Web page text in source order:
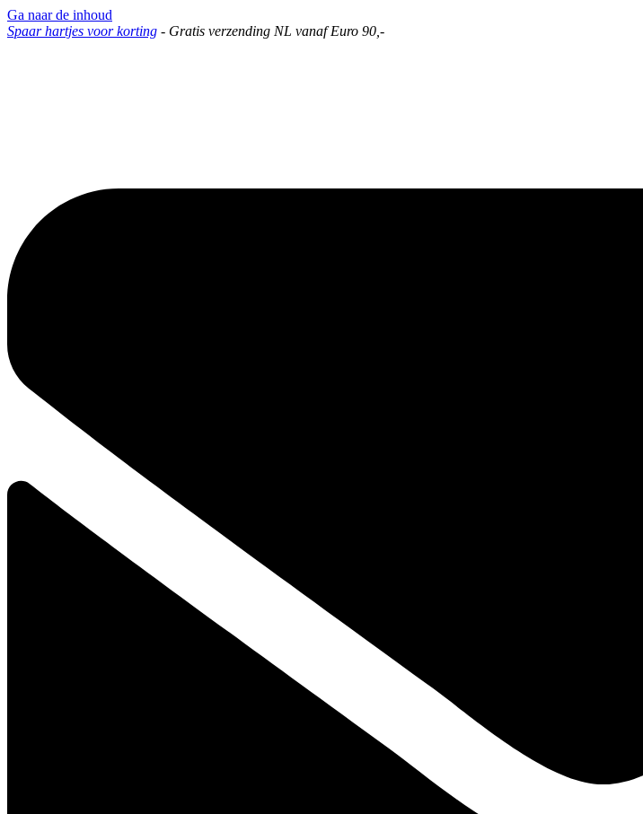
Ga naar de inhoud
Spaar hartjes voor korting - Gratis verzending NL vanaf Euro 90,-